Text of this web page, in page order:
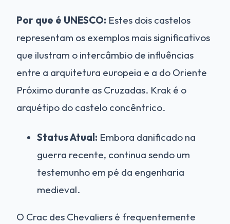
Por que é UNESCO: Estes dois castelos
representam os exemplos mais significativos
que ilustram o intercâmbio de influências
entre a arquitetura europeia e a do Oriente
Próximo durante as Cruzadas. Krak é o
arquétipo do castelo concêntrico.
Status Atual: Embora danificado na
guerra recente, continua sendo um
testemunho em pé da engenharia
medieval.
O Crac des Chevaliers é frequentemente